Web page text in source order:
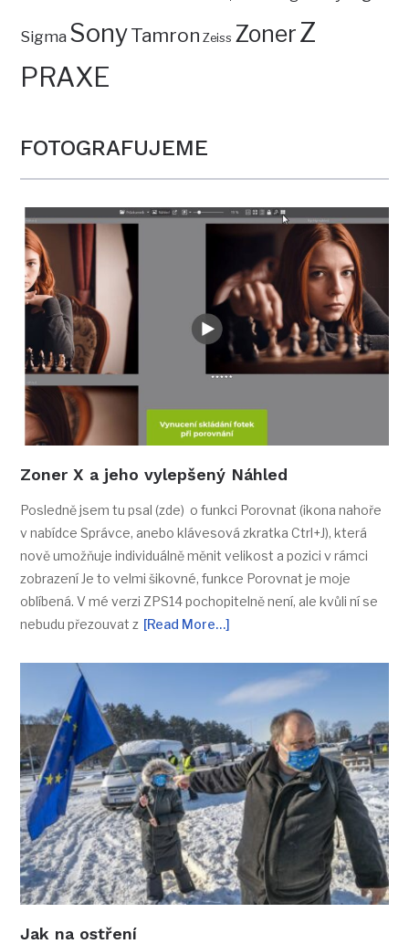
Sigma SonyTamron Zeiss ZonerZ
PRAXE
FOTOGRAFUJEME
Zoner X a jeho vylepšený Náhled
Posledně jsem tu psal (zde) o funkci Porovnat (ikona nahoře
v nabídce Správce, anebo klávesová zkratka Ctrl+J), která
nově umožňuje individuálně měnit velikost a pozici v rámci
zobrazení Je to velmi šikovné, funkce Porovnat je moje
oblíbená. V mé verzi ZPS14 pochopitelně není, ale kvůli ní se
nebudu přezouvat z [Read More…]
Jak na ostření